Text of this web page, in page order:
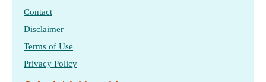
Contact
Disclaimer
Terms of Use
Privacy Policy